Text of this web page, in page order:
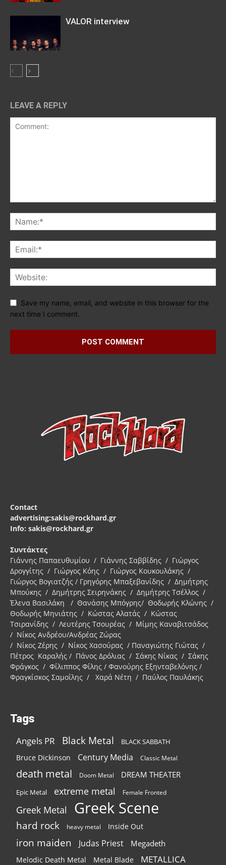
VALOR interview
LEAVE A REPLY
Save my name, email, and website in this browser for the
next time I comment.
Contact
advertising:sakis@rockhard.gr
Info: sakis@rockhard.gr
Συντάκτες
Γιάννης Παπαευθυμίου / Γιάννης Σαββίδης / Γιώργος
Δρογγίτης / Γιώργος Κόης / Γιώργος Κουκουλάκης /
Γιώργος Βογιατζής / Γρηγόρης Μπαξεβανίδης / Δημήτρης
Μπούκης / Δημήτρης Σειρηνάκης / Δημήτρης Τσέλλος /
Έλενα Βασιλάκη / Θανάσης Μπόγρης/ Θοδωρής Κλώνης /
Θοδωρής Μηνιάτης / Κώστας Αλατάς / Κώστας
Τσιρανίδης / Λευτέρης Τσουρέας / Μίμης Καναβιτσάδος
/ Νίκος Ανδρέου/Ανδρέας Ζώρας
/ Νίκος Ζέρης / Νίκος Χασούρας / Παναγιώτης Γιώτας /
Πέτρος Καραλής / Πάνος Δρόλιας / Σάκης Νίκας / Σάκης
Φράγκος / Φίλιππος Φίλης / Φανούρης Εξηνταβελόνης /
Φραγκίσκος Σαμοΐλης / Χαρά Νέτη / Παύλος Παυλάκης
Tags
Angels PR Black Metal BLACK SABBATH
Bruce Dickinson Century Media Classic Metal
death metal Doom Metal DREAM THEATER
Epic Metal extreme metal Female Fronted
Greek Metal Greek Scene
hard rock heavy metal Inside Out
iron maiden Judas Priest Megadeth
Melodic Death Metal Metal Blade METALLICA